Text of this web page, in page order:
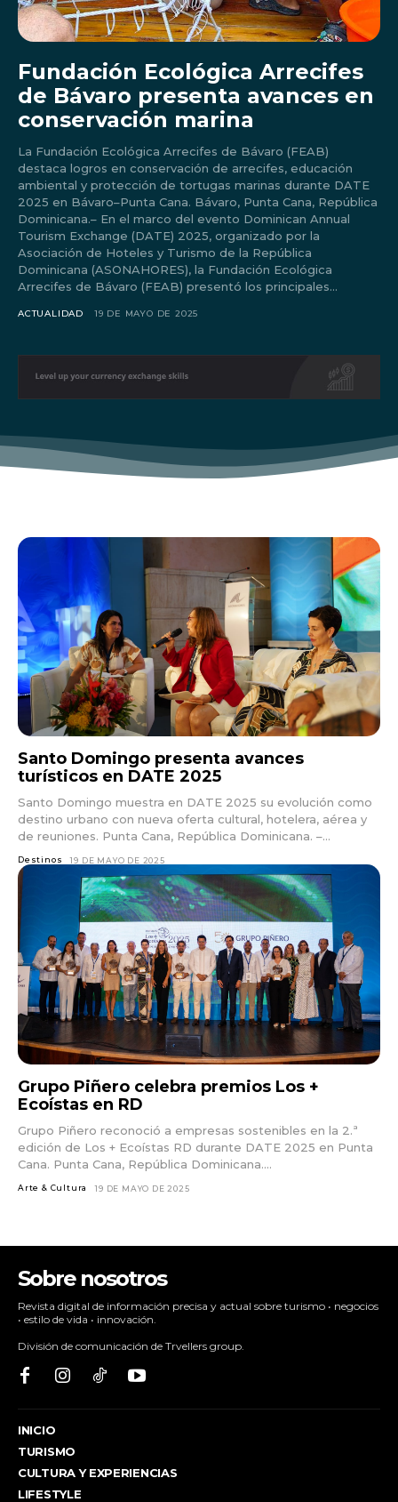
Don't miss
out!
Sing up for our newsletter
to stay in the loop.
Fundación Ecológica Arrecifes
de Bávaro presenta avances en
conservación marina
La Fundación Ecológica Arrecifes de Bávaro (FEAB)
destaca logros en conservación de arrecifes, educación
ambiental y protección de tortugas marinas durante DATE
2025 en Bávaro–Punta Cana. Bávaro, Punta Cana, República
Dominicana.– En el marco del evento Dominican Annual
Tourism Exchange (DATE) 2025, organizado por la
Asociación de Hoteles y Turismo de la República
Dominicana (ASONAHORES), la Fundación Ecológica
Arrecifes de Bávaro (FEAB) presentó los principales...
ACTUALIDAD 19 DE MAYO DE 2025
Santo Domingo presenta avances
turísticos en DATE 2025
Santo Domingo muestra en DATE 2025 su evolución como
destino urbano con nueva oferta cultural, hotelera, aérea y
de reuniones. Punta Cana, República Dominicana. –...
Destinos 19 DE MAYO DE 2025
Grupo Piñero celebra premios Los +
Ecoístas en RD
Grupo Piñero reconoció a empresas sostenibles en la 2.ª
edición de Los + Ecoístas RD durante DATE 2025 en Punta
Cana. Punta Cana, República Dominicana....
Arte & Cultura 19 DE MAYO DE 2025
Sobre nosotros
Revista digital de información precisa y actual sobre turismo • negocios
• estilo de vida • innovación.
División de comunicación de Trvellers group.
INICIO
TURISMO
CULTURA Y EXPERIENCIAS
LIFESTYLE